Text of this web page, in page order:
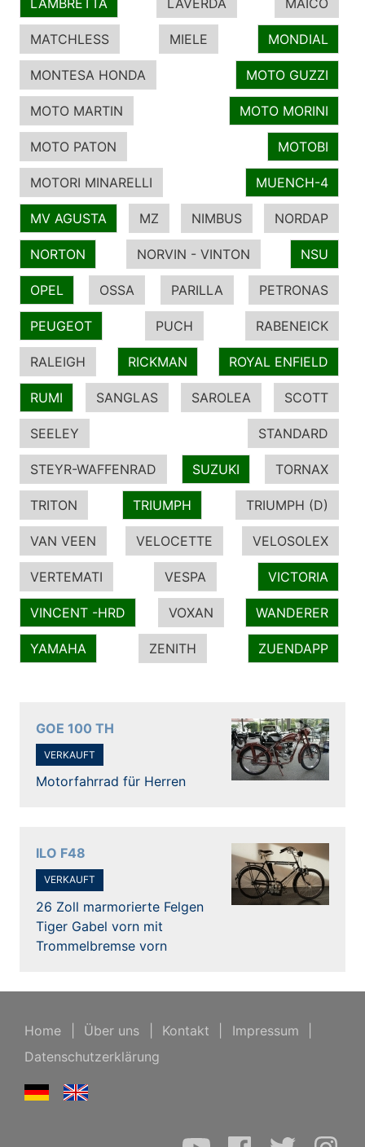
LAMBRETTA LAVERDA MAICO
MATCHLESS MIELE MONDIAL
MONTESA HONDA MOTO GUZZI
MOTO MARTIN MOTO MORINI
MOTO PATON MOTOBI
MOTORI MINARELLI MUENCH-4
MV AGUSTA MZ NIMBUS NORDAP
NORTON NORVIN - VINTON NSU
OPEL OSSA PARILLA PETRONAS
PEUGEOT PUCH RABENEICK
RALEIGH RICKMAN ROYAL ENFIELD
RUMI SANGLAS SAROLEA SCOTT
SEELEY STANDARD
STEYR-WAFFENRAD SUZUKI TORNAX
TRITON TRIUMPH TRIUMPH (D)
VAN VEEN VELOCETTE VELOSOLEX
VERTEMATI VESPA VICTORIA
VINCENT -HRD VOXAN WANDERER
YAMAHA ZENITH ZUENDAPP
GOE 100 TH
VERKAUFT
Motorfahrrad für Herren
ILO F48
VERKAUFT
26 Zoll marmorierte Felgen
Tiger Gabel vorn mit
Trommelbremse vorn
Home Über uns Kontakt Impressum
Datenschutzerklärung